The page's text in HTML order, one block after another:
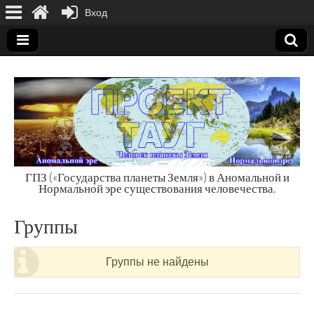
Государства
планеты Земля
ГПЗ («Государства планеты Земля») в Аномальной и
Нормальной эре существования человечества.
Группы
Группы не найдены
Вход